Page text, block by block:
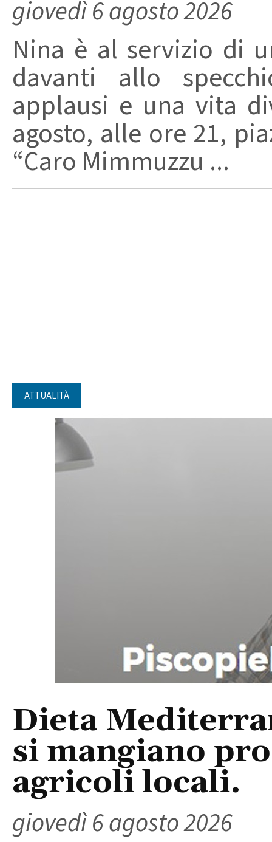
giovedì 6 agosto 2026
Nina è al servizio di
davanti allo
applausi e una vita
agosto, alle ore 21,
“Caro Mimmuzzu ...
ATTUALITÀ
Dieta
si mangiano
agricoli locali.
giovedì 6 agosto 2026